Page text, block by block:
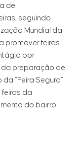
de
seguindo
Mundial da
promover feiras
por
da preparação de
“Feira Segura”
feiras da
do bairro